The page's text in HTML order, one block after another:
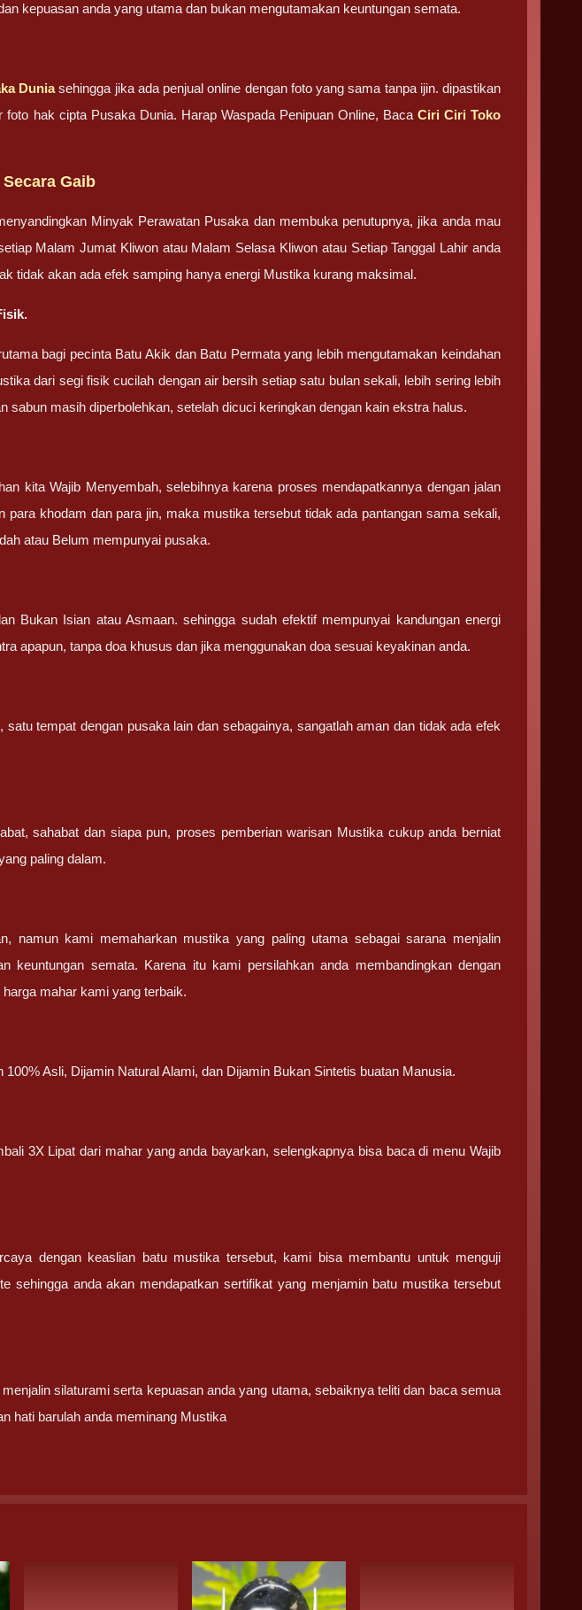
kepuasan anda yang utama dan bukan mengutamakan keuntungan semata.
Duniasehingga jika ada penjual online dengan foto yang sama tanpa ijin. dipastikan
hak cipta Pusaka Dunia. Harap Waspada Penipuan Online, Baca Ciri Ciri Toko
Gaib
Minyak Perawatan Pusaka dan membuka penutupnya, jika anda mau
Malam Jumat Kliwon atau Malam Selasa Kliwon atau Setiap Tanggal Lahir anda
tidak akan ada efek samping hanya energi Mustika kurang maksimal.
bagi pecinta Batu Akik dan Batu Permata yang lebih mengutamakan keindahan
dari segi fisik cucilah dengan air bersih setiap satu bulan sekali, lebih sering lebih
sabun masih diperbolehkan, setelah dicuci keringkan dengan kain ekstra halus.
kita Wajib Menyembah, selebihnya karena proses mendapatkannya dengan jalan
para khodam dan para jin, maka mustika tersebut tidak ada pantangan sama sekali,
atau Belum mempunyai pusaka.
Bukan Isian atau Asmaan. sehingga sudah efektif mempunyai kandungan energi
apapun, tanpa doa khusus dan jika menggunakan doa sesuai keyakinan anda.
tempat dengan pusaka lain dan sebagainya, sangatlah aman dan tidak ada efek
sahabat dan siapa pun, proses pemberian warisan Mustika cukup anda berniat
paling dalam.
namun kami memaharkan mustika yang paling utama sebagai sarana menjalin
keuntungan semata. Karena itu kami persilahkan anda membandingkan dengan
mahar kami yang terbaik.
Asli, Dijamin Natural Alami, dan Dijamin Bukan Sintetis buatan Manusia.
3X Lipat dari mahar yang anda bayarkan, selengkapnya bisa baca di menu Wajib
dengan keaslian batu mustika tersebut, kami bisa membantu untuk menguji
sehingga anda akan mendapatkan sertifikat yang menjamin batu mustika tersebut
silaturami serta kepuasan anda yang utama, sebaiknya teliti dan baca semua
hati barulah anda meminang Mustika